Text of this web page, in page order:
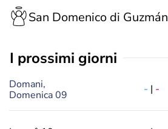
San Domenico di Guzmán
i prossimi giorni
Domani,
Domenica 09
- | -